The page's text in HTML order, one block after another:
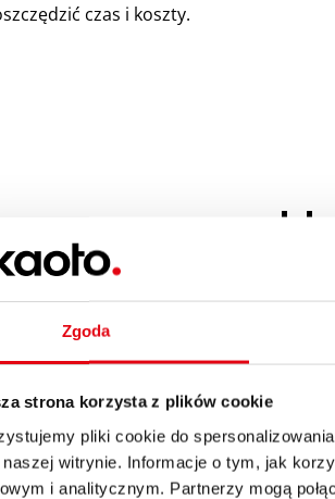
Zgoda
strona korzysta z plików cookie
pliki cookie do
naszej witrynie. Informacje o tym, jak
i analitycznym. Partnerzy mogą
czas i koszty.
na naszym